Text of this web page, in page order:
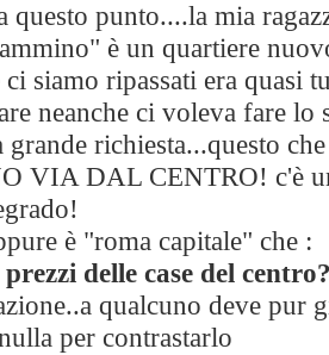
questo punto....la mia
è un quartiere
siamo ripassati era quasi
neanche ci voleva fare lo
richiesta...questo
VIA DAL CENTRO! c'è
è "roma capitale" che :
delle case del
qualcuno deve pur
per contrastarlo